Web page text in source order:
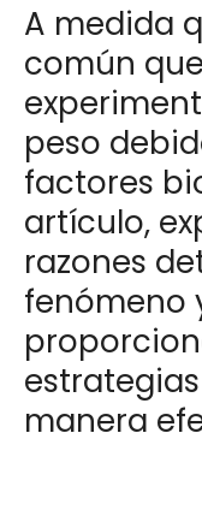
A medida
común
peso
factores
artículo,
razones
fenómeno
manera